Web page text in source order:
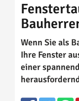
Wenn Sie als
Ihre Fenster
einer